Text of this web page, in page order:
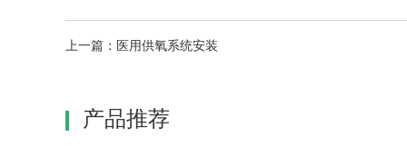
上一篇：医用供氧系统安装
产品推荐